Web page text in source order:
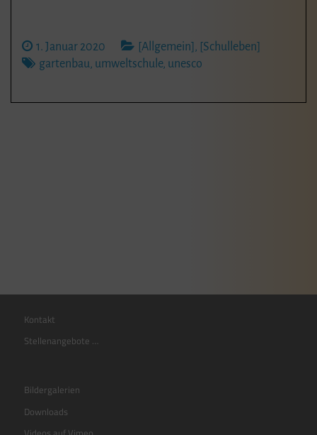
1. Januar 2020 [Allgemein] , [Schulleben]
gartenbau, umweltschule, unesco
Kontakt
Stellenangebote …
Bildergalerien
Downloads